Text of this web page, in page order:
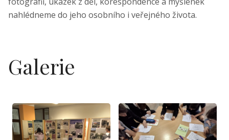
nahlédneme do jeho osobního i veřejného života.
Galerie